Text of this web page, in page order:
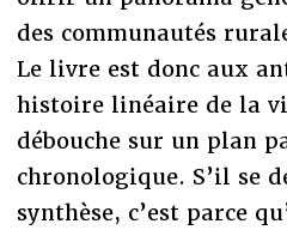
des communautés
Le livre est donc aux
histoire linéaire de la
débouche sur un plan
chronologique. S’il se
synthèse, c’est parce